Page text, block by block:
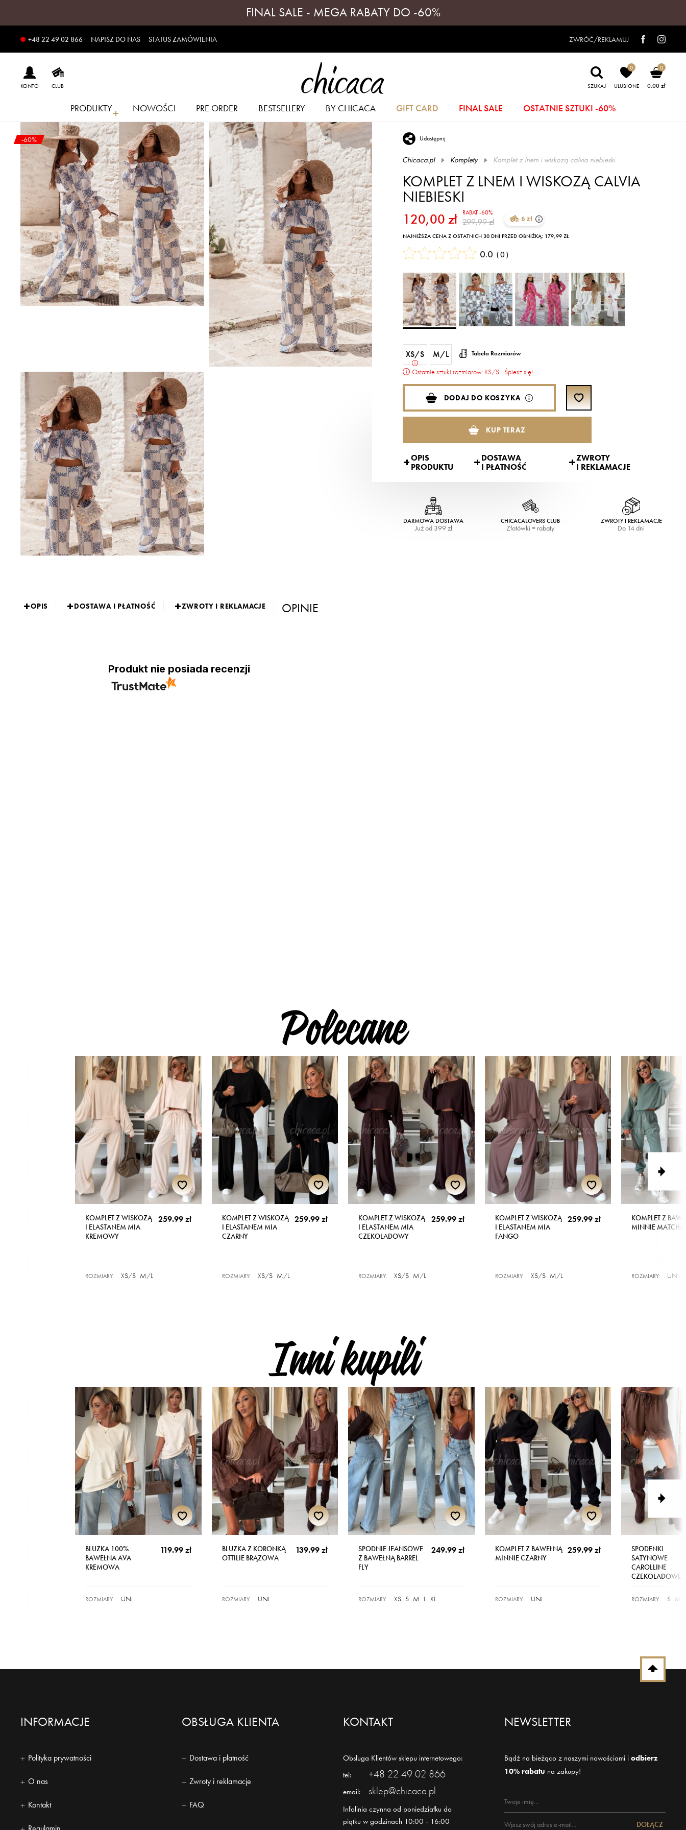
FINAL SALE - MEGA RABATY DO -60%
+48 22 49 02 866 NAPISZ DO NAS STATUS ZAMÓWIENIA ZWRÓĆ/REKLAMUJ
KONTO CLUB SZUKAJ
0
ULUBIONE
0
0.00 zł
PRODUKTY NOWOŚCI PRE ORDER BESTSELLERY BY CHICACA GIFT CARD FINAL SALE OSTATNIE SZTUKI -60%
-60%
OPIS DOSTAWA I PŁATNOŚĆ ZWROTY I REKLAMACJE OPINIE
Produkt nie posiada recenzji
Udostępnij
Chicaca.pl Komplety komplet z lnem i wiskozą calvia niebieski
KOMPLET Z LNEM I WISKOZĄ CALVIA
NIEBIESKI
120,00 zł RABAT -60%
299,99 zł 6 zł
NAJNIŻSZA CENA Z OSTATNICH 30 DNI PRZED OBNIŻKĄ: 179,99 ZŁ
0.0 (0)
XS/S M/L Tabela Rozmiarów
Ostatnie sztuki rozmiarów: XS/S - Śpiesz się!
DODAJ DO KOSZYKA
KUP TERAZ
OPIS
PRODUKTU
DOSTAWA
I PŁATNOŚĆ
ZWROTY
I REKLAMACJE
DARMOWA DOSTAWA
Już od 399 zł
CHICACALOVERS CLUB
Złotówki = rabaty
ZWROTY I REKLAMACJE
Do 14 dni
Polecane
KOMPLET Z WISKOZĄ
I ELASTANEM MIA
KREMOWY
259.99 zł
ROZMIARY: XS/S M/L
KOMPLET Z WISKOZĄ
I ELASTANEM MIA
CZARNY
259.99 zł
ROZMIARY: XS/S M/L
KOMPLET Z WISKOZĄ
I ELASTANEM MIA
CZEKOLADOWY
259.99 zł
ROZMIARY: XS/S M/L
KOMPLET Z WISKOZĄ
I ELASTANEM MIA
FANGO
259.99 zł
ROZMIARY: XS/S M/L
KOMPLET Z
MINNIE MATCHA
ROZMIARY: UNI
Inni kupili
BLUZKA 100%
BAWEŁNA AVA
KREMOWA
119.99 zł
ROZMIARY: UNI
BLUZKA Z KORONKĄ
OTTILIE BRĄZOWA
139.99 zł
ROZMIARY: UNI
SPODNIE JEANSOWE
Z BAWEŁNĄ BARREL
FLY
249.99 zł
ROZMIARY: XS S M L XL
KOMPLET Z BAWEŁNĄ
MINNIE CZARNY
259.99 zł
ROZMIARY: UNI
SPODENKI
SATYNOWE
CAROLLINE
CZEKOLADOWE
ROZMIARY: S M
INFORMACJE
Polityka prywatności
O nas
Kontakt
OBSŁUGA KLIENTA
Dostawa i płatność
Zwroty i reklamacje
FAQ
KONTAKT
Obsługa Klientów sklepu internetowego:
tel:
+48 22 49 02 866
email: sklep@chicaca.pl
Infolinia czynna od poniedziałku do
piątku w godzinach 10:00 - 16:00
NEWSLETTER
Bądź na bieżąco z naszymi nowościami i odbierz
10% rabatu na zakupy!
DOŁĄCZ